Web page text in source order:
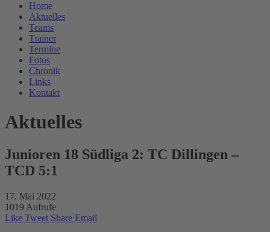
Home
Aktuelles
Teams
Trainer
Termine
Fotos
Chronik
Links
Kontakt
Aktuelles
Junioren 18 Südliga 2: TC Dillingen –
TCD 5:1
17. Mai 2022
1019 Aufrufe
Like Tweet Share Email